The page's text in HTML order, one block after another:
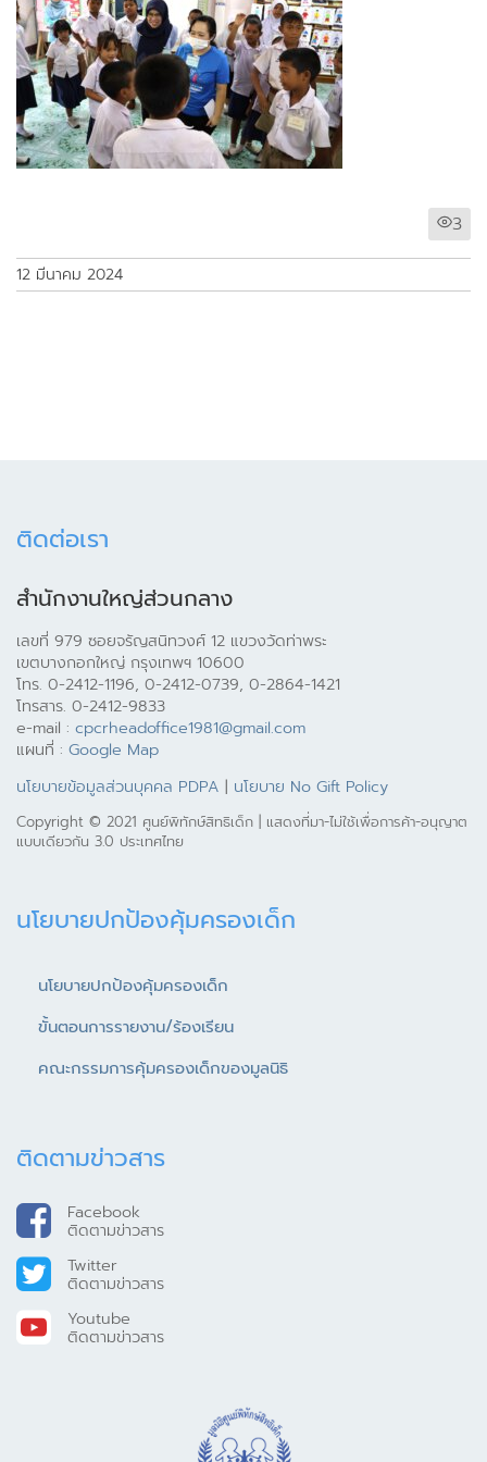
3
12 มีนาคม 2024
ติดต่อเรา
สำนักงานใหญ่ส่วนกลาง
เลขที่ 979 ซอยจรัญสนิทวงศ์ 12 แขวงวัดท่าพระ
เขตบางกอกใหญ่ กรุงเทพฯ 10600
โทร. 0-2412-1196, 0-2412-0739, 0-2864-1421
โทรสาร. 0-2412-9833
e-mail : cpcrheadoffice1981@gmail.com
แผนที่ : Google Map
นโยบายข้อมูลส่วนบุคคล PDPA | นโยบาย No Gift Policy
Copyright © 2021 ศูนย์พิทักษ์สิทธิเด็ก | แสดงที่มา-ไม่ใช้เพื่อการค้า-อนุญาต
แบบเดียวกัน 3.0 ประเทศไทย
นโยบายปกป้องคุ้มครองเด็ก
นโยบายปกป้องคุ้มครองเด็ก
ขั้นตอนการรายงาน/ร้องเรียน
คณะกรรมการคุ้มครองเด็กของมูลนิธิ
ติดตามข่าวสาร
Facebook
ติดตามข่าวสาร
Twitter
ติดตามข่าวสาร
Youtube
ติดตามข่าวสาร